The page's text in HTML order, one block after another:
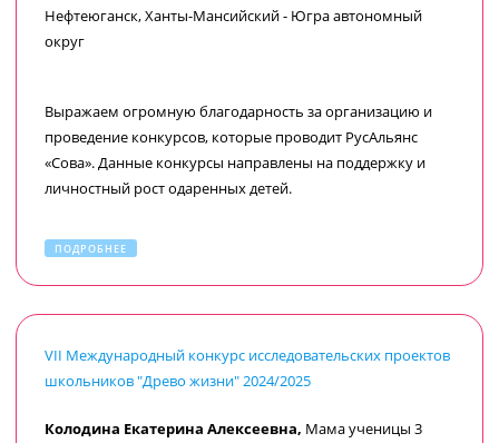
Нефтеюганск, Ханты-Мансийский - Югра автономный
округ
Выражаем огромную благодарность за организацию и
проведение конкурсов, которые проводит РусАльянс
«Сова». Данные конкурсы направлены на поддержку и
личностный рост одаренных детей.
ПОДРОБНЕЕ
VII Международный конкурс исследовательских проектов
школьников "Древо жизни" 2024/2025
Колодина Екатерина Алексеевна, Мама ученицы 3